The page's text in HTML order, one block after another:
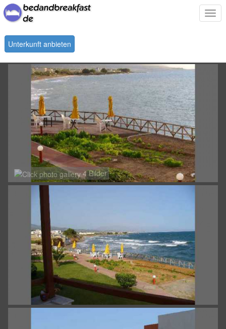
Unterkunft anbieten
4 Bilder